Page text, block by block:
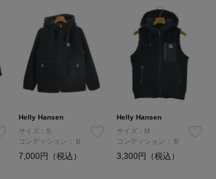
Helly Hansen
サイズ：S
コンディション：
B
7,000円（税込）
Helly Hansen
サイズ：M
コンディション：
B
3,300円（税込）